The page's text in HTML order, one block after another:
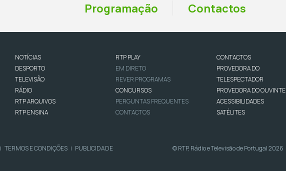
Programação Contactos
NOTÍCIAS
DESPORTO
TELEVISÃO
RÁDIO
RTP ARQUIVOS
RTP ENSINA
RTP PLAY
EM DIRETO
REVER PROGRAMAS
CONCURSOS
PERGUNTAS FREQUENTES
CONTACTOS
CONTACTOS
PROVEDORA DO
TELESPECTADOR
PROVEDORA DO OUVINTE
ACESSIBILIDADES
SATÉLITES
| TERMOS E CONDIÇÕES | PUBLICIDADE © RTP, Rádio e Televisão de Portugal 2026